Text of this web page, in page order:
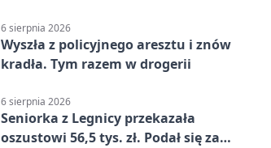
6 sierpnia 2026
Wyszła z policyjnego aresztu i znów
kradła. Tym razem w drogerii
6 sierpnia 2026
Seniorka z Legnicy przekazała
oszustowi 56,5 tys. zł. Podał się za